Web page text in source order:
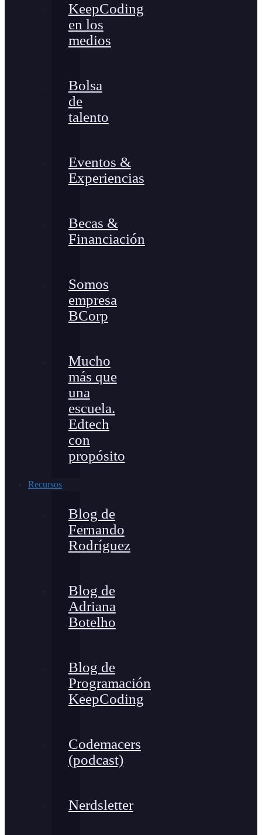
KeepCoding
en los
medios
Bolsa
de
talento
Eventos &
Experiencias
Becas &
Financiación
Somos
empresa
BCorp
Mucho
más que
una
escuela.
Edtech
con
propósito
Recursos
Blog de
Fernando
Rodríguez
Blog de
Adriana
Botelho
Blog de
Programación
KeepCoding
Codemacers
(podcast)
Nerdsletter